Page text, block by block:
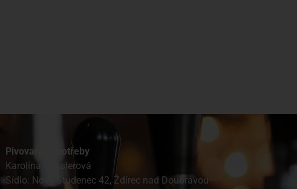
Pivovarské potřeby
Karolína Gasslerová
Sídlo: Nový Studenec 42, Ždírec nad Doubravou